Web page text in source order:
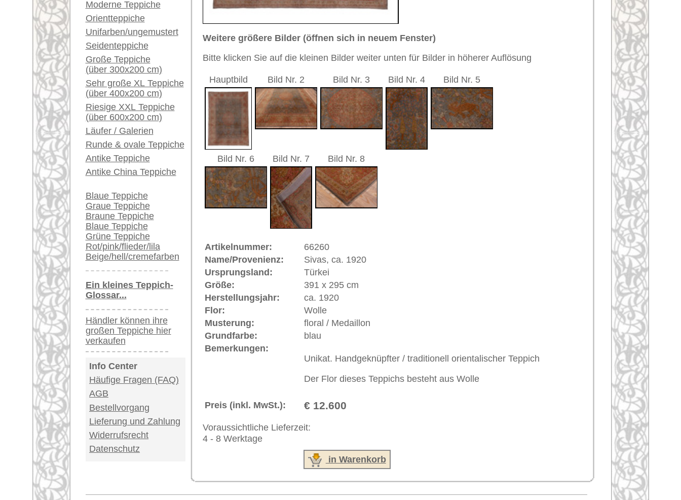
Braune Teppiche
Blaue Teppiche
Grüne Teppiche
Rot/pink/flieder/lila
Beige/hell/cremefarben
Ein kleines Teppich-
Glossar...
Händler können ihre
großen Teppiche hier
verkaufen
Info Center
Häufige Fragen (FAQ)
AGB
Bestellvorgang
Lieferung und Zahlung
Widerrufsrecht
Datenschutz
Artikelnummer:
Name/Provenienz: Sivas, ca. 1920
Ursprungsland:
391 x 295 cm
Herstellungsjahr: ca. 1920
Flor:
Musterung:
floral / Medaillon
Grundfarbe: blau
Bemerkungen:
Unikat. Handgeknüpfter / traditionell orientalischer Teppich
Der Flor dieses Teppichs besteht aus Wolle
Preis (inkl. MwSt.): € 12.600
Voraussichtliche Lieferzeit:
4 - 8 Werktage
in Warenkorb
Teppiche.tv - große moderne Teppiche | neue und antike Orientteppiche -
Deutschland / Österreich: +49 (0)40 450 4102
United Kingdom: +44 (0)20 7183 4544
USA / Canada: +1 646-688-1335
Impressum|Kontakt Geschäftsbedingungen